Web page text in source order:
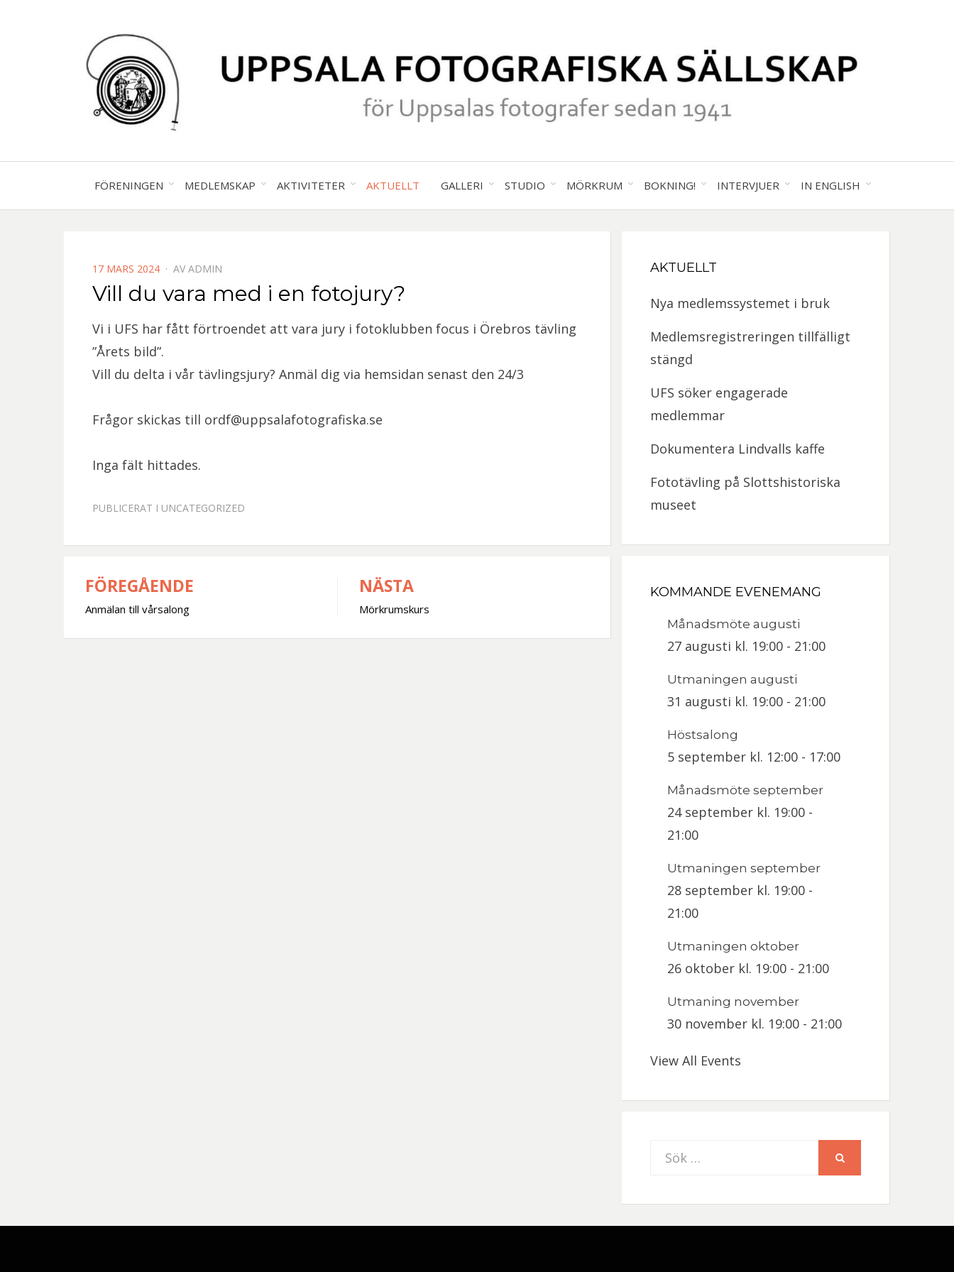
UPPSALA
FOTOGRAFISKA
SÄLLSKAP
FÖRENINGEN MEDLEMSKAP AKTIVITETER AKTUELLT GALLERI STUDIO MÖRKRUM BOKNING! INTERVJUER IN ENGLISH
PUBLICERAD
DEN
17 MARS 2024 AV ADMIN
Vill du vara med i en fotojury?
Vi i UFS har fått förtroendet att vara jury i fotoklubben focus i Örebros tävling
”Årets bild”.
Vill du delta i vår tävlingsjury? Anmäl dig via hemsidan senast den 24/3
Frågor skickas till ordf@uppsalafotografiska.se
Inga fält hittades.
PUBLICERAT I UNCATEGORIZED
Inläggsnavigering
FÖREGÅENDE
Anmälan till vårsalong
NÄSTA
Mörkrumskurs
AKTUELLT
Nya medlemssystemet i bruk
Medlemsregistreringen tillfälligt
stängd
UFS söker engagerade
medlemmar
Dokumentera Lindvalls kaffe
Fototävling på Slottshistoriska
museet
KOMMANDE EVENEMANG
Månadsmöte augusti
27 augusti kl. 19:00 - 21:00
Utmaningen augusti
31 augusti kl. 19:00 - 21:00
Höstsalong
5 september kl. 12:00 - 17:00
Månadsmöte september
24 september kl. 19:00 -
21:00
Utmaningen september
28 september kl. 19:00 -
21:00
Utmaningen oktober
26 oktober kl. 19:00 - 21:00
Utmaning november
30 november kl. 19:00 - 21:00
View All Events
Sök